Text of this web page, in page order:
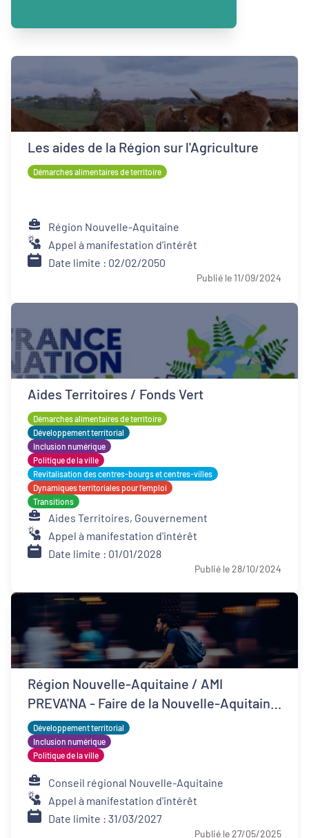
Les aides de la Région sur l'Agriculture
Démarches alimentaires de territoire
Région Nouvelle-Aquitaine
Appel à manifestation d'intérêt
Date limite : 02/02/2050
Publié le 11/09/2024
Aides Territoires / Fonds Vert
Démarches alimentaires de territoire
Développement territorial
Inclusion numérique
Politique de la ville
Revitalisation des centres-bourgs et centres-villes
Dynamiques territoriales pour l’emploi
Transitions
Aides Territoires, Gouvernement
Appel à manifestation d'intérêt
Date limite : 01/01/2028
Publié le 28/10/2024
Région Nouvelle-Aquitaine / AMI
PREVA'NA - Faire de la Nouvelle-Aquitaine
un territoire de bonne santé
Développement territorial
Inclusion numérique
Politique de la ville
Conseil régional Nouvelle-Aquitaine
Appel à manifestation d'intérêt
Date limite : 31/03/2027
Publié le 27/05/2025